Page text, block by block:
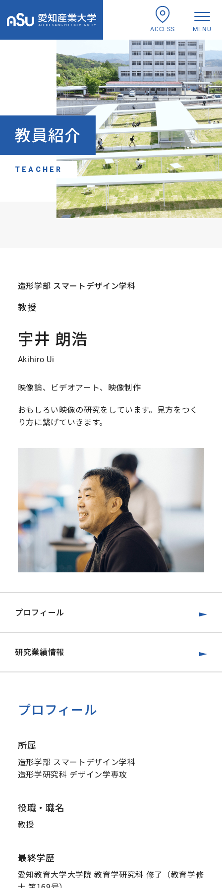
ACCESS MENU
教員紹介
TEACHER
造形学部 スマートデザイン学科
教授
宇井 朗浩
Akihiro Ui
映像論、ビデオアート、映像制作
おもしろい映像の研究をしています。見方をつく
り方に繋げていきます。
プロフィール
研究業績情報
プロフィール
所属
造形学部 スマートデザイン学科
造形学研究科 デザイン学専攻
役職・職名
教授
最終学歴
愛知教育大学大学院 教育学研究科 修了（教育学修